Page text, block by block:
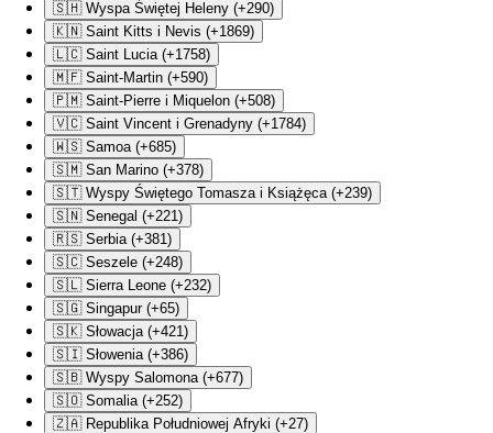
🇸🇭 Wyspa Świętej Heleny (+290)
🇰🇳 Saint Kitts i Nevis (+1869)
🇱🇨 Saint Lucia (+1758)
🇲🇫 Saint-Martin (+590)
🇵🇲 Saint-Pierre i Miquelon (+508)
🇻🇨 Saint Vincent i Grenadyny (+1784)
🇼🇸 Samoa (+685)
🇸🇲 San Marino (+378)
🇸🇹 Wyspy Świętego Tomasza i Książęca (+239)
🇸🇳 Senegal (+221)
🇷🇸 Serbia (+381)
🇸🇨 Seszele (+248)
🇸🇱 Sierra Leone (+232)
🇸🇬 Singapur (+65)
🇸🇰 Słowacja (+421)
🇸🇮 Słowenia (+386)
🇸🇧 Wyspy Salomona (+677)
🇸🇴 Somalia (+252)
🇿🇦 Republika Południowej Afryki (+27)